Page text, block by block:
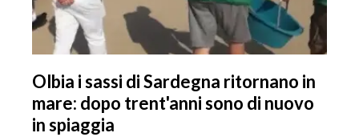
Olbia i sassi di Sardegna ritornano in
mare: dopo trent'anni sono di nuovo
in spiaggia